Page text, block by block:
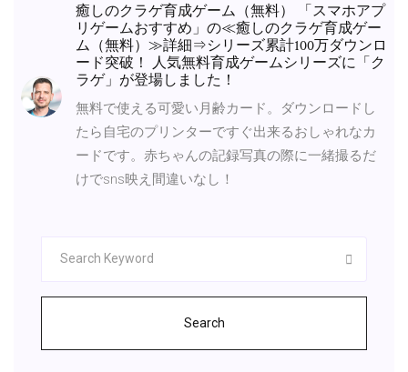
癒しのクラゲ育成ゲーム（無料） 「スマホアプ
リゲームおすすめ」の≪癒しのクラゲ育成ゲー
ム（無料）≫詳細⇒シリーズ累計100万ダウンロ
ード突破！ 人気無料育成ゲームシリーズに「ク
ラゲ」が登場しました！
無料で使える可愛い月齢カード。ダウンロードし
たら自宅のプリンターですぐ出来るおしゃれなカ
ードです。赤ちゃんの記録写真の際に一緒撮るだ
けでsns映え間違いなし！
Search